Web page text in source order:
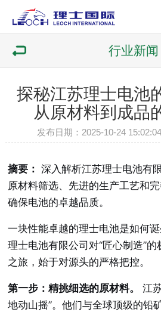
行业新闻
探秘江苏理士电池
从原材料到成品
发布日期：2025-10-24
摘要： 深入解析江苏理士电池有
原材料筛选、先进的生产工艺和
确保电池的卓越品质。
一块性能卓越的理士电池是如何
理士电池有限公司对“匠心制造”
之旅，始于对源头的严格把控。
第一步：精挑细选的原材料。
江
地动山摇”。他们与全球顶级的铅